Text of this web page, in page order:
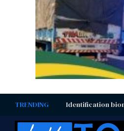
TRENDING